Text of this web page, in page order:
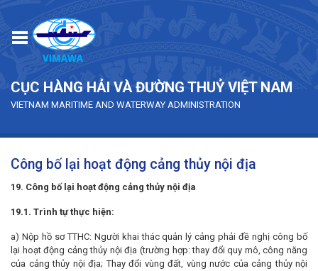
CỤC HÀNG HẢI VÀ ĐƯỜNG THUỶ VIỆT NAM
VIETNAM MARITIME AND WATERWAY ADMINISTRATION
Công bố lại hoạt động cảng thủy nội địa
19. Công bố lại hoạt động cảng thủy nội địa
19.1. Trình tự thực hiện:
a) Nộp hồ sơ TTHC: Người khai thác quản lý cảng phải đề nghị công bố
lại hoạt động cảng thủy nội địa (trường hợp: thay đổi quy mô, công năng
của cảng thủy nội địa; Thay đổi vùng đất, vùng nước của cảng thủy nội